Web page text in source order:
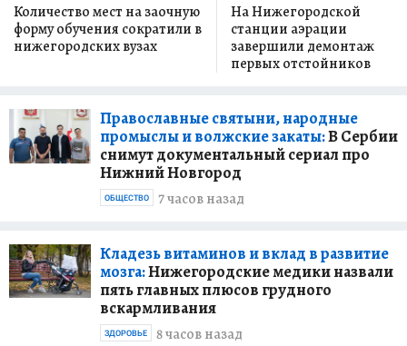
Православные святыни, народные
промыслы и волжские закаты:В Сербии
снимут документальный сериал про
Нижний Новгород
7 часов назад
ОБЩЕСТВО
Кладезь витаминов и вклад в развитие
мозга:Нижегородские медики назвали
пять главных плюсов грудного
вскармливания
8 часов назад
ЗДОРОВЬЕ
Количество мест на заочную
форму обучения сократили в
нижегородских вузах
На Нижегородской
станции аэрации
завершили демонтаж
первых отстойников